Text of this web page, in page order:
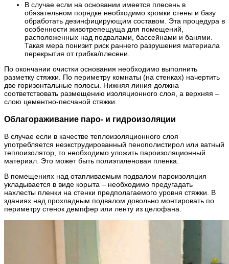
В случае если на основании имеется плесень в
обязательном порядке необходимо кромки стены и базу
обработать дезинфицирующим составом. Эта процедура в
особенности животрепещуща для помещений,
расположенных над подвалами, бассейнами и банями.
Такая мера понизит риск раннего разрушения материала
перекрытия от грибка/плесени.
По окончании очистки основания необходимо выполнить
разметку стяжки. По периметру комнаты (на стенках) начертить
две горизонтальные полосы. Нижняя линия должна
соответствовать размещению изоляционного слоя, а верхняя –
слою цементно-песчаной стяжки.
Облагораживание паро- и гидроизоляции
В случае если в качестве теплоизоляционного слоя
употребляется неэкструдированный пенополистирол или ватный
теплоизолятор, то необходимо уложить пароизоляционный
материал. Это может быть полиэтиленовая пленка.
В помещениях над отапливаемым подвалом пароизоляция
укладывается в виде корыта – необходимо предугадать
нахлесты пленки на стенки предполагаемого уровня стяжки. В
зданиях над прохладным подвалом довольно монтировать по
периметру стенок демпфер или ленту из целофана.